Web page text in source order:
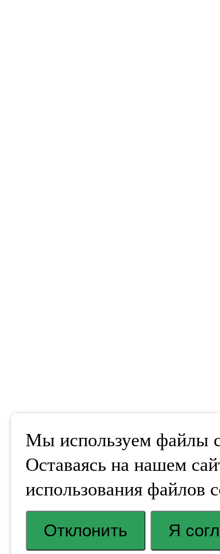
Мы используем файлы
Оставаясь на нашем
использования файлов
Отклонить Я